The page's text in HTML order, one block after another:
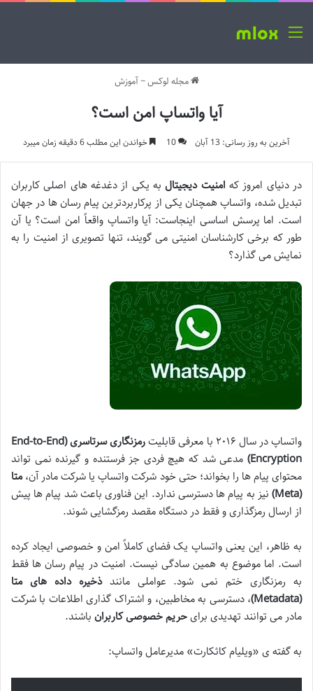
منو
مجله لوکس~آموزش
آیا واتساپ امن است؟
آخرین به روز رسانی: 13 آبان 10 خواندن این مطلب 6 دقیقه زمان میبرد
در دنیای امروز که امنیت دیجیتالبه یکی از دغدغه های اصلی کاربران
تبدیل شده، واتساپ همچنان یکی از پرکاربردترین پیام رسان ها در جهان
است. اما پرسش اساسی اینجاست: آیا واتساپ واقعاً امن است؟ یا آن
طور که برخی کارشناسان امنیتی می گویند، تنها تصویری از امنیت را به
نمایش می گذارد؟
واتساپ در سال ۲۰۱۶ با معرفی قابلیت
رمزنگاری سرتاسری (End-to-End
Encryption) مدعی شد که هیچ فردی جز فرستنده و گیرنده نمی تواند
محتوای پیام ها را بخواند؛ حتی خود شرکت واتساپ یا شرکت مادر آن،متا
(Meta)
نیز به پیام ها دسترسی ندارد. این فناوری باعث شد پیام ها پیش
از ارسال رمزگذاری و فقط در دستگاه مقصد رمزگشایی شوند.
به ظاهر، این یعنی واتساپ یک فضای کاملاً امن و خصوصی ایجاد کرده
است. اما موضوع به همین سادگی نیست. امنیت در پیام رسان ها فقط
به رمزنگاری ختم نمی شود. عواملی مانندذخیره داده های متا
(Metadata)
، دسترسی به مخاطبین، و اشتراک گذاری اطلاعات با شرکت
مادر می توانند تهدیدی برایحریم خصوصی کاربران باشند.
به گفته ی «ویلیام کاثکارت» مدیرعامل واتساپ: